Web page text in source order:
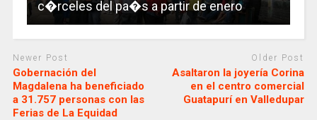
c�rceles del pa�s a partir de enero
Newer Post
Gobernación del
Magdalena ha beneficiado
a 31.757 personas con las
Ferias de La Equidad
Older Post
Asaltaron la joyería Corina
en el centro comercial
Guatapurí en Valledupar